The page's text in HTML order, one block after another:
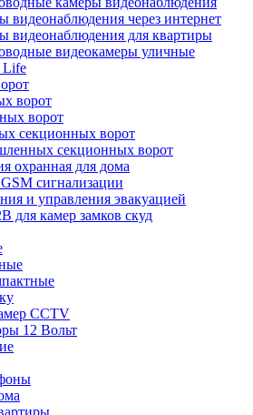
видеонаблюдения через интернет
видеонаблюдения для квартиры
видеокамеры уличные
Life
ворот
ворот
секционных ворот
секционных ворот
охранная для дома
сигнализации
и управления эвакуацией
для камер замков скуд
CCTV
12 Вольт